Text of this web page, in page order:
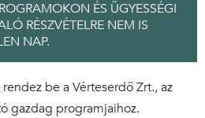
ÉS ÜGYESSÉGI
RÉSZVÉTELRE NEM IS
NAP.
be a Vérteserdő Zrt., az
gazdag programjaihoz.